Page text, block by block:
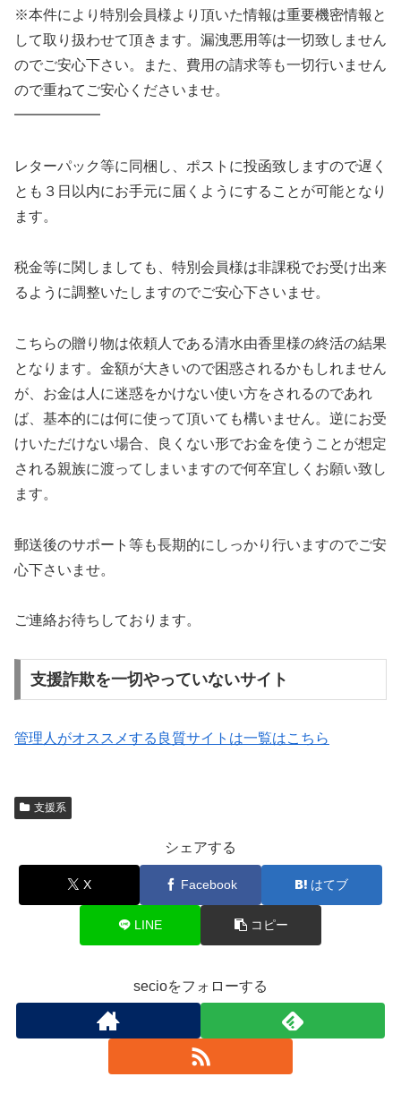
※本件により特別会員様より頂いた情報は重要機密情報と
して取り扱わせて頂きます。漏洩悪用等は一切致しません
のでご安心下さい。また、費用の請求等も一切行いません
ので重ねてご安心くださいませ。
━━━━━━
レターパック等に同梱し、ポストに投函致しますので遅く
とも３日以内にお手元に届くようにすることが可能となり
ます。
税金等に関しましても、特別会員様は非課税でお受け出来
るように調整いたしますのでご安心下さいませ。
こちらの贈り物は依頼人である清水由香里様の終活の結果
となります。金額が大きいので困惑されるかもしれません
が、お金は人に迷惑をかけない使い方をされるのであれ
ば、基本的には何に使って頂いても構いません。逆にお受
けいただけない場合、良くない形でお金を使うことが想定
される親族に渡ってしまいますので何卒宜しくお願い致し
ます。
郵送後のサポート等も長期的にしっかり行いますのでご安
心下さいませ。
ご連絡お待ちしております。
支援詐欺を一切やっていないサイト
管理人がオススメする良質サイトは一覧はこちら
支援系
シェアする
X Facebook はてブ
LINE コピー
secioをフォローする